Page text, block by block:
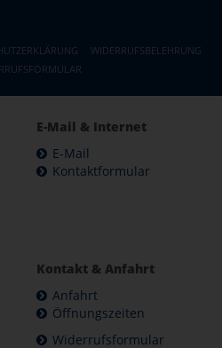
WIDERRUFSBELEHRUNG
E-Mail & Internet
E-Mail
Kontaktformular
Kontakt & Anfahrt
Anfahrt
Öffnungszeiten
Widerrufsformular